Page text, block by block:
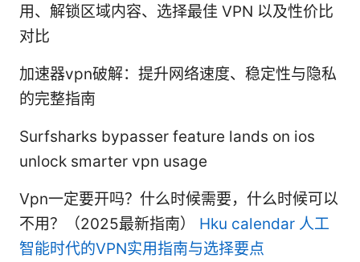
用、解锁区域内容、选择最佳 VPN 以及性价比
对比
加速器vpn破解：提升网络速度、稳定性与隐私
的完整指南
Surfsharks bypasser feature lands on ios
unlock smarter vpn usage
Vpn一定要开吗？什么时候需要，什么时候可以
不用？（2025最新指南） Hku calendar 人工
智能时代的VPN实用指南与选择要点